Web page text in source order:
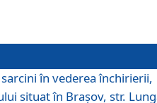
în vederea închirierii,
situat în Braşov, str.